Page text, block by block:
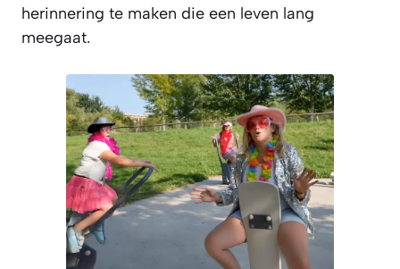
herinnering te maken die een leven lang
meegaat.